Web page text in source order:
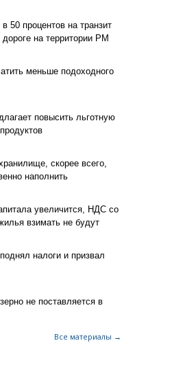
50 процентов на транзит
на территории РМ
меньше подоходного
повысить льготную
скорее всего,
наполнить
увеличится, НДС со
взимать не будут
налоги и призвал
не поставляется в
Все материалы →